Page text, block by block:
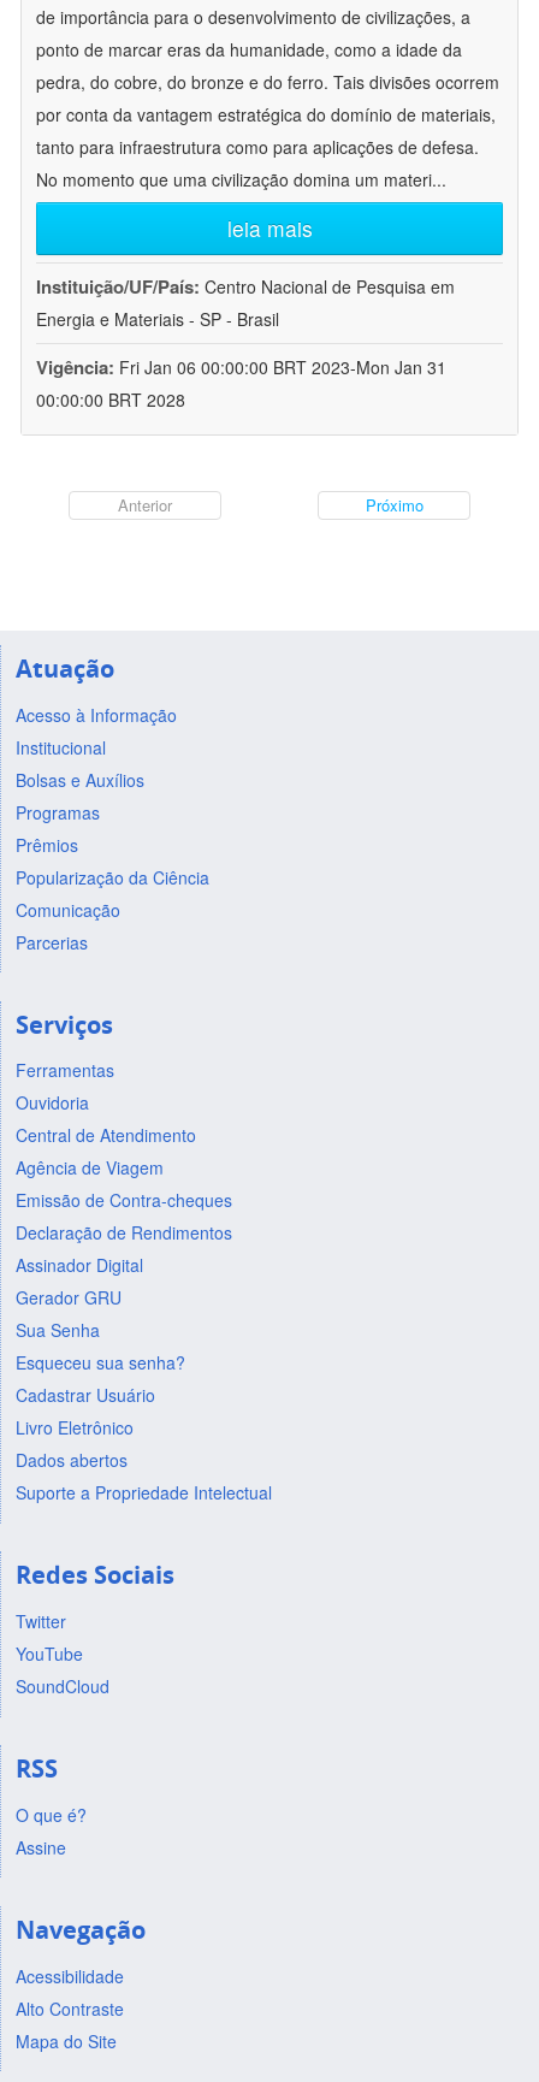
de importância para o desenvolvimento de civilizações, a
ponto de marcar eras da humanidade, como a idade da
pedra, do cobre, do bronze e do ferro. Tais divisões ocorrem
por conta da vantagem estratégica do domínio de materiais,
tanto para infraestrutura como para aplicações de defesa.
No momento que uma civilização domina um materi...
leia mais
Instituição/UF/País: Centro Nacional de Pesquisa em
Energia e Materiais - SP - Brasil
Vigência: Fri Jan 06 00:00:00 BRT 2023-Mon Jan 31
00:00:00 BRT 2028
Anterior Próximo
Atuação
Acesso à Informação
Institucional
Bolsas e Auxílios
Programas
Prêmios
Popularização da Ciência
Comunicação
Parcerias
Serviços
Ferramentas
Ouvidoria
Central de Atendimento
Agência de Viagem
Emissão de Contra-cheques
Declaração de Rendimentos
Assinador Digital
Gerador GRU
Sua Senha
Esqueceu sua senha?
Cadastrar Usuário
Livro Eletrônico
Dados abertos
Suporte a Propriedade Intelectual
Redes Sociais
Twitter
YouTube
SoundCloud
RSS
O que é?
Assine
Navegação
Acessibilidade
Alto Contraste
Mapa do Site